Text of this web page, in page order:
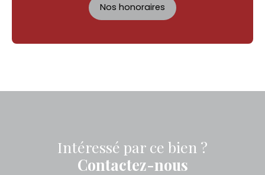
Nos honoraires
Intéressé par ce bien ?
Contactez-nous